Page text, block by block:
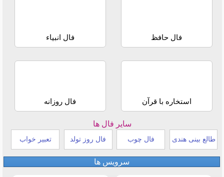
فال حافظ فال انبیاء
استخاره با قرآن فال روزانه
سایر فال ها
طالع بینی هندی فال چوب فال روز تولد تعبیر خواب
سرویس ها